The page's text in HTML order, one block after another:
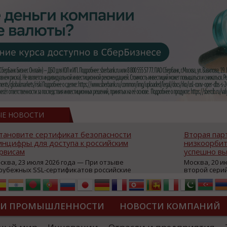
НОВОСТИ
сертификат безопасности
для доступа к российским
23 июля 2026 года — При отзыве
SSL-сертификатов российские
могут некорректно открываться в
браузерах (Google Chrome,
Edge и др.), а соединение с сервисами
ресурсы уже сообщили о
недоступности и ошибках при
из-за отзывов сертификатов
Вторая
успешно
Москва, 20
второй
аппаратов,
масштабной
интернет с
из
«Экономика
ПРОМЫШЛЕННОСТИ НОВОСТИ КОМПАНИЙ